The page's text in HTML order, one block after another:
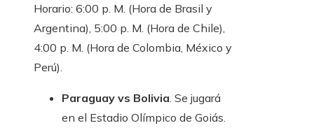
Horario: 6:00 p. M. (Hora de Brasil y
Argentina), 5:00 p. M. (Hora de Chile),
4:00 p. M. (Hora de Colombia, México y
Perú).
Paraguay vs Bolivia . Se jugará
en el Estadio Olímpico de Goiás.